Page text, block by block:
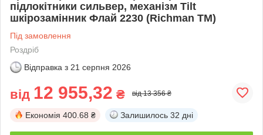
підлокітники сильвер, механізм Tilt
шкірозамінник Флай 2230 (Richman ТМ)
Під замовлення
Роздріб
Відправка з 21 серпня 2026
від 12 955,32 ₴ від 13 356 ₴
Економія 400.68 ₴ Залишилось 32 дні